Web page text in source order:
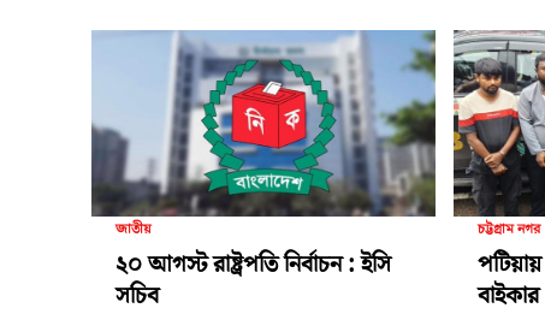
জাতীয়
২০ আগস্ট রাষ্ট্রপতি নির্বাচন : ইসি
সচিব
চট্টগ্রাম নগর
বাইকার